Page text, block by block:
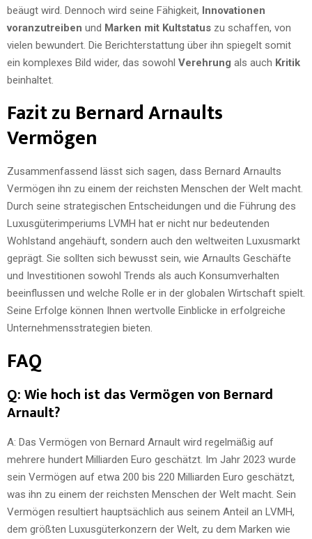
beäugt wird. Dennoch wird seine Fähigkeit, Innovationen
voranzutreiben und Marken mit Kultstatus zu schaffen, von
vielen bewundert. Die Berichterstattung über ihn spiegelt somit
ein komplexes Bild wider, das sowohl Verehrung als auch Kritik
beinhaltet.
Fazit zu Bernard Arnaults
Vermögen
Zusammenfassend lässt sich sagen, dass Bernard Arnaults
Vermögen ihn zu einem der reichsten Menschen der Welt macht.
Durch seine strategischen Entscheidungen und die Führung des
Luxusgüterimperiums LVMH hat er nicht nur bedeutenden
Wohlstand angehäuft, sondern auch den weltweiten Luxusmarkt
geprägt. Sie sollten sich bewusst sein, wie Arnaults Geschäfte
und Investitionen sowohl Trends als auch Konsumverhalten
beeinflussen und welche Rolle er in der globalen Wirtschaft spielt.
Seine Erfolge können Ihnen wertvolle Einblicke in erfolgreiche
Unternehmensstrategien bieten.
FAQ
Q: Wie hoch ist das Vermögen von Bernard
Arnault?
A: Das Vermögen von Bernard Arnault wird regelmäßig auf
mehrere hundert Milliarden Euro geschätzt. Im Jahr 2023 wurde
sein Vermögen auf etwa 200 bis 220 Milliarden Euro geschätzt,
was ihn zu einem der reichsten Menschen der Welt macht. Sein
Vermögen resultiert hauptsächlich aus seinem Anteil an LVMH,
dem größten Luxusgüterkonzern der Welt, zu dem Marken wie